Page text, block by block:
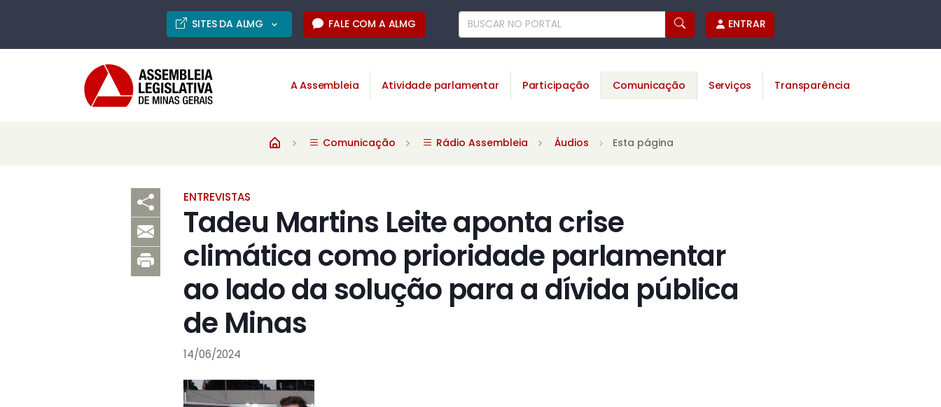
SITES DA ALMG FALE COM A ALMG ENTRAR
A Assembleia Atividade parlamentar Participação Comunicação Serviços Transparência
Comunicação Rádio Assembleia Áudios Esta página
ENTREVISTAS
Tadeu Martins Leite aponta crise
climática como prioridade parlamentar
ao lado da solução para a dívida pública
de Minas
14/06/2024